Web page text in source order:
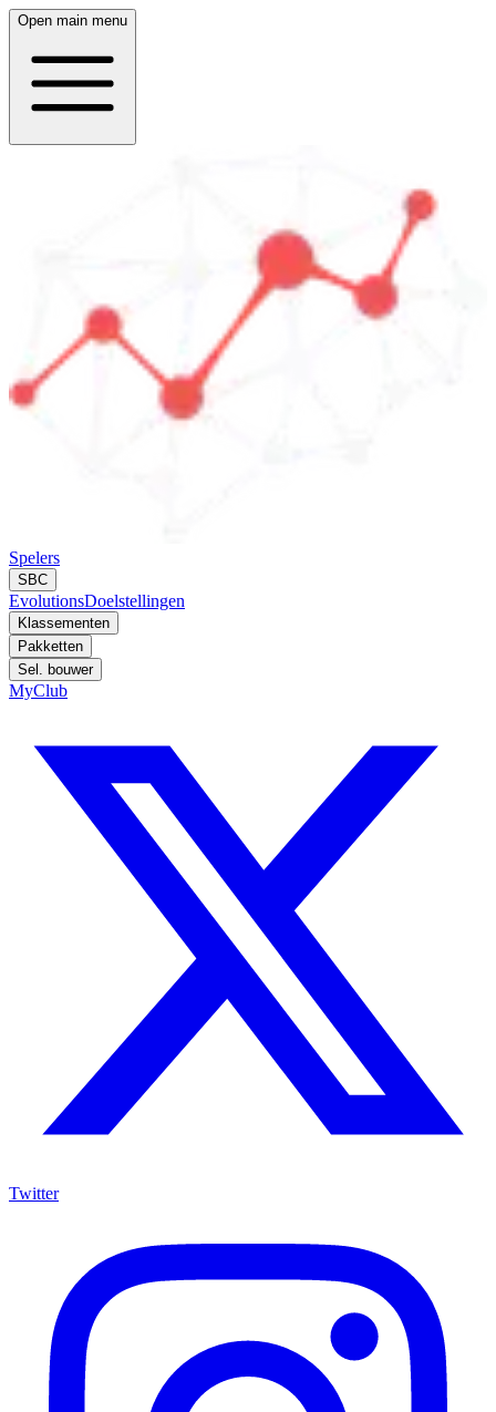
Open main menu
Spelers
SBC
EvolutionsDoelstellingen
Klassementen
Pakketten
Sel. bouwer
MyClub
Twitter